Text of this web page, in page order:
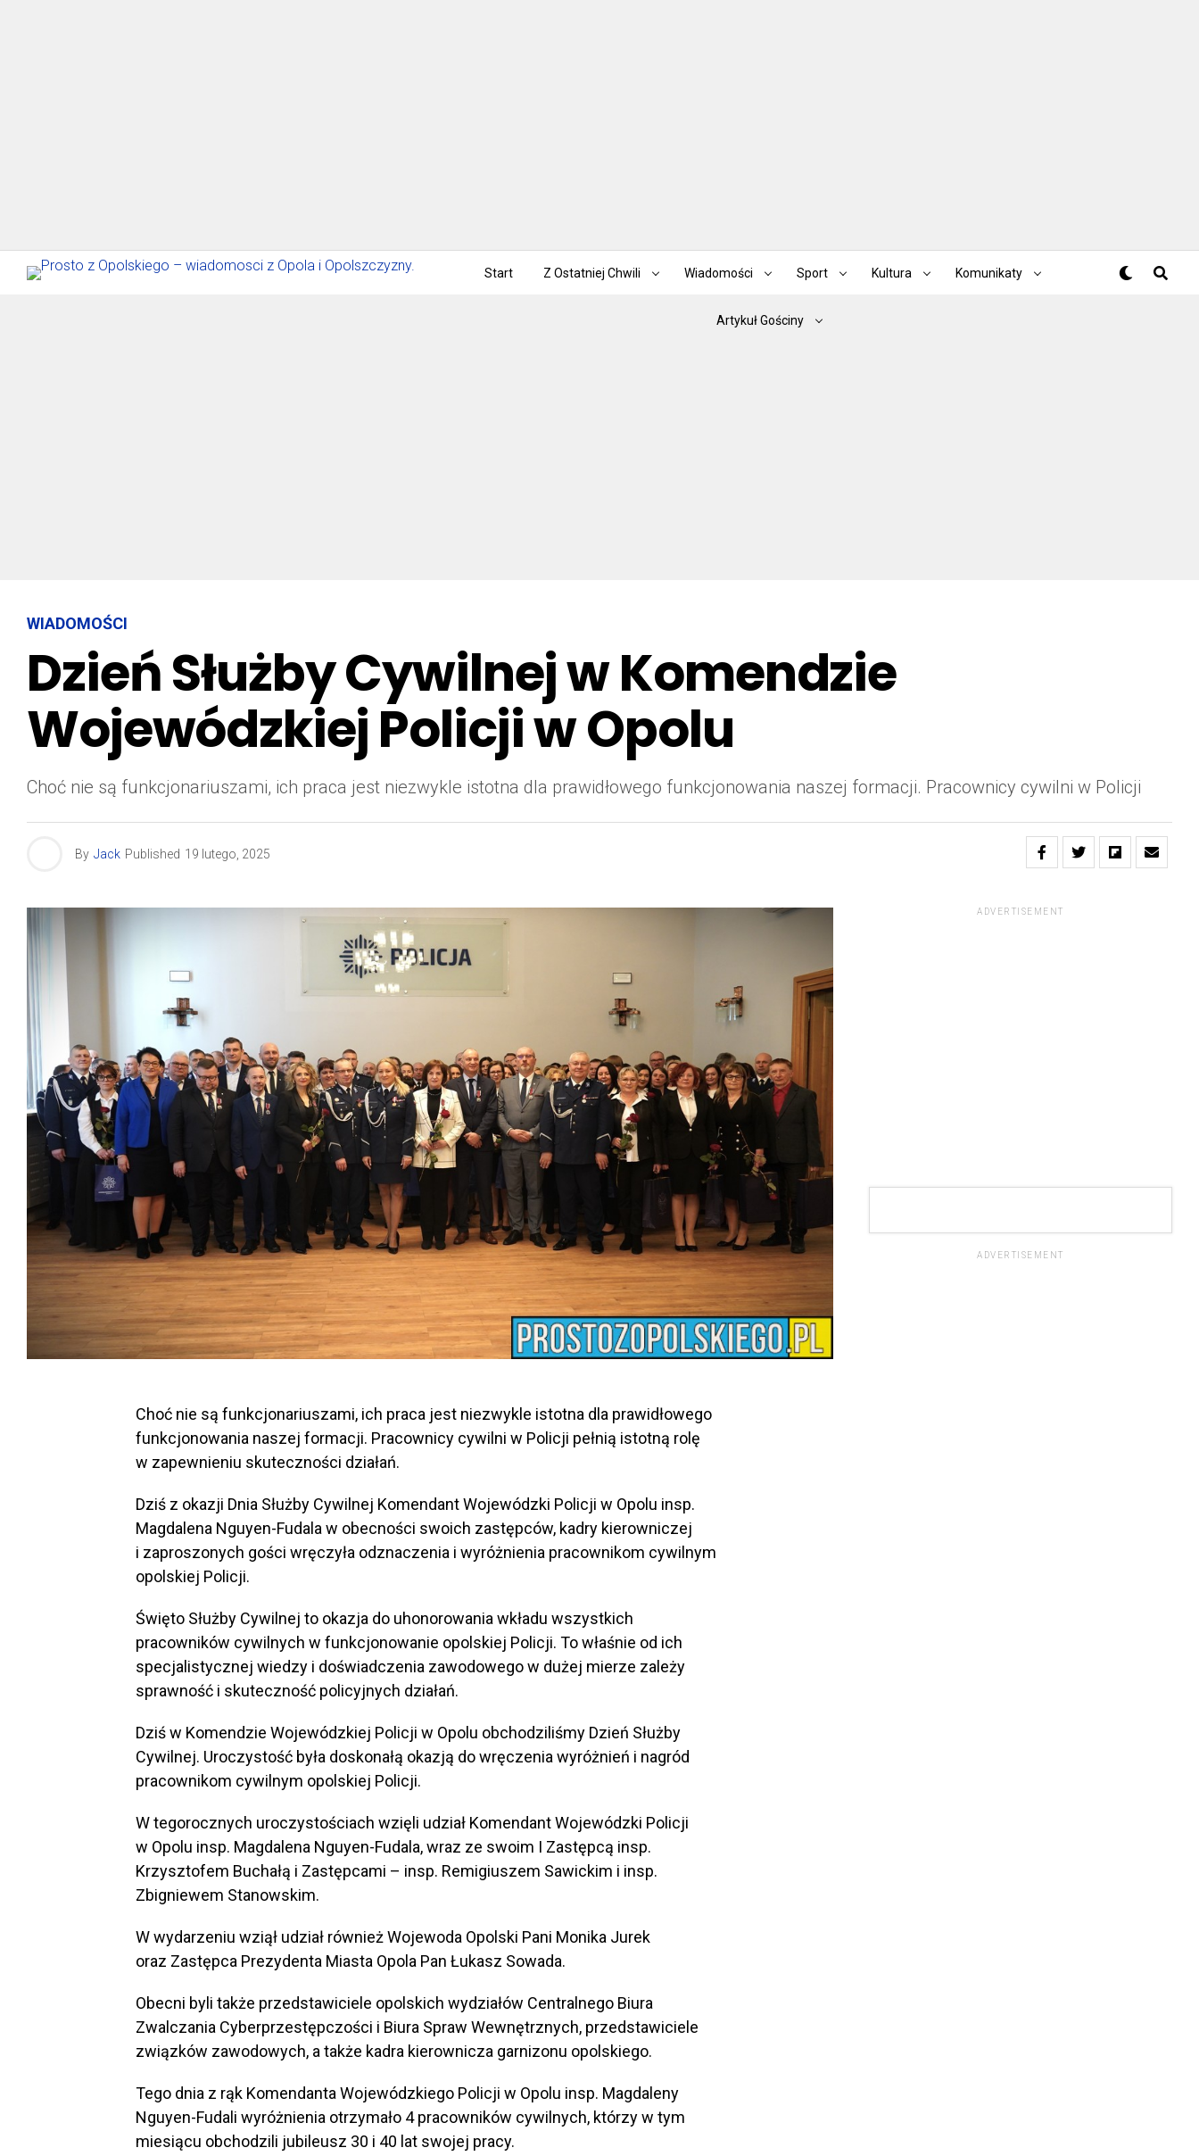
Start Z Ostatniej Chwili Wiadomości Sport Kultura Komunikaty
Artykuł Gościny
WIADOMOŚCI
Dzień Służby Cywilnej w Komendzie
Wojewódzkiej Policji w Opolu
Choć nie są funkcjonariuszami, ich praca jest niezwykle istotna dla prawidłowego funkcjonowania naszej formacji. Pracownicy cywilni w Policji
By Jack Published 19 lutego, 2025
Choć nie są funkcjonariuszami, ich praca jest niezwykle istotna dla prawidłowego
funkcjonowania naszej formacji. Pracownicy cywilni w Policji pełnią istotną rolę
w zapewnieniu skuteczności działań.
Dziś z okazji Dnia Służby Cywilnej Komendant Wojewódzki Policji w Opolu insp.
Magdalena Nguyen-Fudala w obecności swoich zastępców, kadry kierowniczej
i zaproszonych gości wręczyła odznaczenia i wyróżnienia pracownikom cywilnym
opolskiej Policji.
Święto Służby Cywilnej to okazja do uhonorowania wkładu wszystkich
pracowników cywilnych w funkcjonowanie opolskiej Policji. To właśnie od ich
specjalistycznej wiedzy i doświadczenia zawodowego w dużej mierze zależy
sprawność i skuteczność policyjnych działań.
Dziś w Komendzie Wojewódzkiej Policji w Opolu obchodziliśmy Dzień Służby
Cywilnej. Uroczystość była doskonałą okazją do wręczenia wyróżnień i nagród
pracownikom cywilnym opolskiej Policji.
W tegorocznych uroczystościach wzięli udział Komendant Wojewódzki Policji
w Opolu insp. Magdalena Nguyen-Fudala, wraz ze swoim I Zastępcą insp.
Krzysztofem Buchałą i Zastępcami – insp. Remigiuszem Sawickim i insp.
Zbigniewem Stanowskim.
W wydarzeniu wziął udział również Wojewoda Opolski Pani Monika Jurek
oraz Zastępca Prezydenta Miasta Opola Pan Łukasz Sowada.
Obecni byli także przedstawiciele opolskich wydziałów Centralnego Biura
Zwalczania Cyberprzestępczości i Biura Spraw Wewnętrznych, przedstawiciele
związków zawodowych, a także kadra kierownicza garnizonu opolskiego.
Tego dnia z rąk Komendanta Wojewódzkiego Policji w Opolu insp. Magdaleny
Nguyen-Fudali wyróżnienia otrzymało 4 pracowników cywilnych, którzy w tym
miesiącu obchodzili jubileusz 30 i 40 lat swojej pracy.
ADVERTISEMENT
ADVERTISEMENT